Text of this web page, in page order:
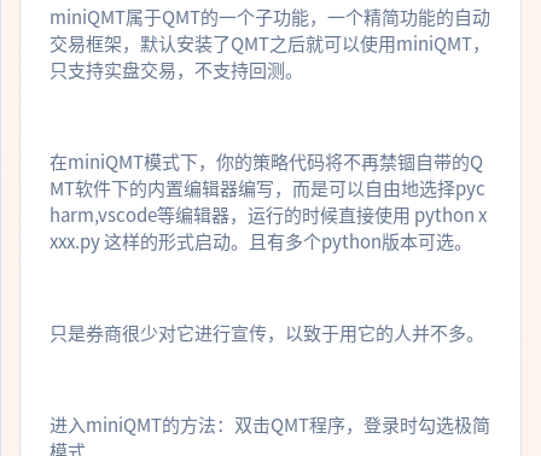
miniQMT属于QMT的一个子功能，一个精简功能的自动
交易框架，默认安装了QMT之后就可以使用miniQMT，
只支持实盘交易，不支持回测。
在miniQMT模式下，你的策略代码将不再禁锢自带的Q
MT软件下的内置编辑器编写，而是可以自由地选择pyc
harm,vscode等编辑器，运行的时候直接使用 python x
xxx.py 这样的形式启动。且有多个python版本可选。
只是券商很少对它进行宣传，以致于用它的人并不多。
进入miniQMT的方法：双击QMT程序，登录时勾选极简
模式